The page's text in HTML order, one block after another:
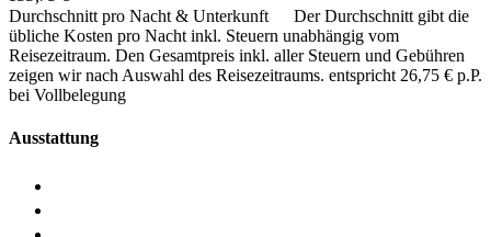
Durchschnitt pro Nacht & Unterkunft
Der Durchschnitt gibt die
übliche Kosten pro Nacht inkl. Steuern unabhängig vom
Reisezeitraum. Den Gesamtpreis inkl. aller Steuern und Gebühren
zeigen wir nach Auswahl des Reisezeitraums. entspricht 26,75 € p.P.
bei Vollbelegung
Ausstattung